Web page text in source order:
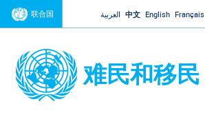
Jump to navigation
联合国 العربية 中文 English Français
难民和移民